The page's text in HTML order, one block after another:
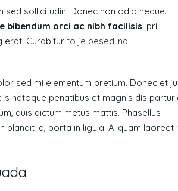
sollicitudin. Donec non odio neque.
bibendum orci ac nibh facilisis, pri
erat. Curabitur to je besedilna
sed mi elementum pretium. Donec et
natoque penatibus et magnis dis
quis dictum metus mattis. Phasellus
id, porta in ligula. Aliquam laoreet